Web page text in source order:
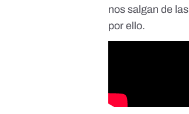
nos salgan de
por ello.